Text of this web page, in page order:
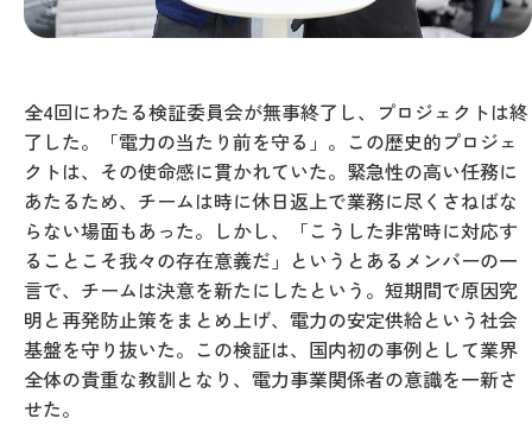
全4回にわたる検証委員会が無事終了し、プロジェクトは終
了した。「電力の当たり前を守る」。この歴史的プロジェ
クトは、その使命感に貫かれていた。緊急性の高い任務に
あたるため、チームは時に休日返上で業務に尽くさねばな
らない場面もあった。しかし、「こうした非常時に対応す
ることこそ我々の存在意義だ」というとあるメンバーの一
言で、チームは決意を新たにしたという。短期間で原因究
明と再発防止策をまとめ上げ、電力の安定供給という社会
基盤を守り抜いた。この検証は、国内初の事例として業界
全体の貴重な教訓となり、電力事業関係者の意識を一新さ
せた。